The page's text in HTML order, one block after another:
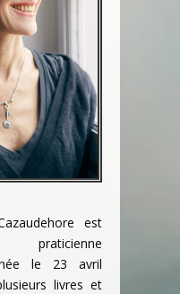
est
le 23 avril
livres et